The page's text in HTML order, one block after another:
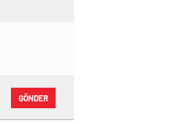
GÖNDER